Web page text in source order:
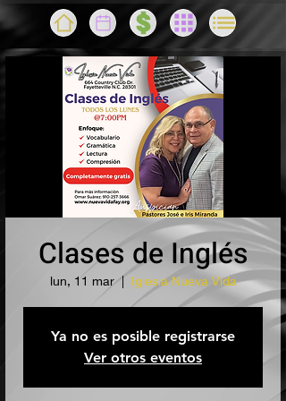
Clases de Inglés
lun, 11 mar
  |
Iglesia Nueva Vida
Ya no es posible registrarse
Ver otros eventos